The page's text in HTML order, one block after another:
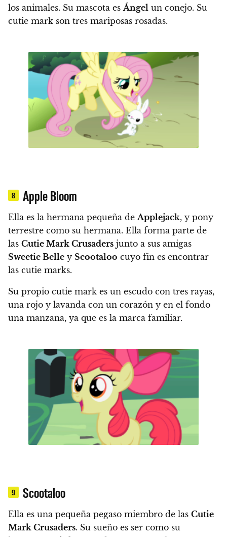
los animales. Su mascota es Ángel un conejo. Su
cutie mark son tres mariposas rosadas.
8 Apple Bloom
Ella es la hermana pequeña deApplejack, y pony
terrestre como su hermana. Ella forma parte de
las Cutie Mark Crusaders junto a sus amigas
Sweetie Belle y Scootaloo cuyo fin es encontrar
las cutie marks.
Su propio cutie mark es un escudo con tres rayas,
una rojo y lavanda con un corazón y en el fondo
una manzana, ya que es la marca familiar.
9 Scootaloo
Ella es una pequeña pegaso miembro de las Cutie
Mark Crusaders. Su sueño es ser como su